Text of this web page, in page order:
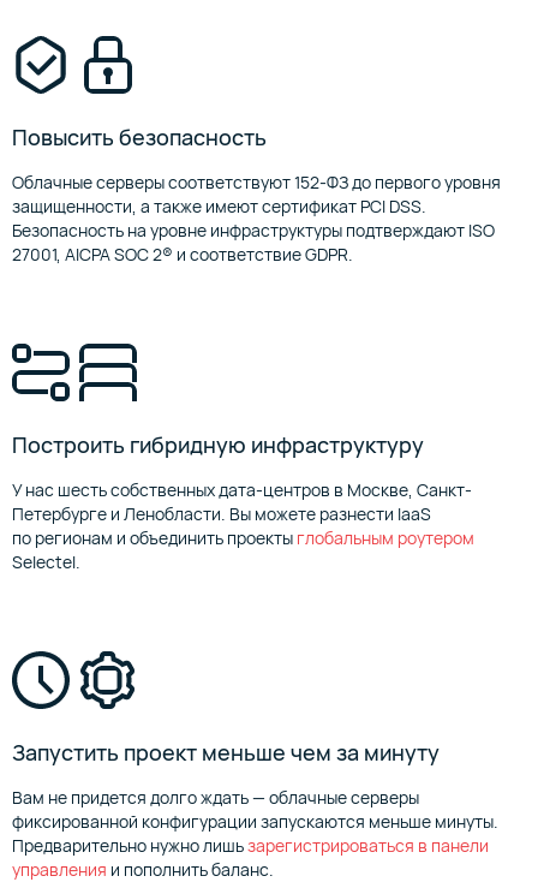
Повысить безопасность
Облачные серверы соответствуют 152-ФЗ до первого уровня
защищенности, а также имеют сертификат PCI DSS.
Безопасность на уровне инфраструктуры подтверждают ISO
27001, AICPA SOC 2® и соответствие GDPR.
Построить гибридную инфраструктуру
У нас шесть собственных дата-центров в Москве, Санкт-
Петербурге и Ленобласти. Вы можете разнести IaaS
по регионам и объединить проекты глобальным роутером
Selectel.
Запустить проект меньше чем за минуту
Вам не придется долго ждать — облачные серверы
фиксированной конфигурации запускаются меньше минуты.
Предварительно нужно лишьзарегистрироваться в панели
управления и пополнить баланс.